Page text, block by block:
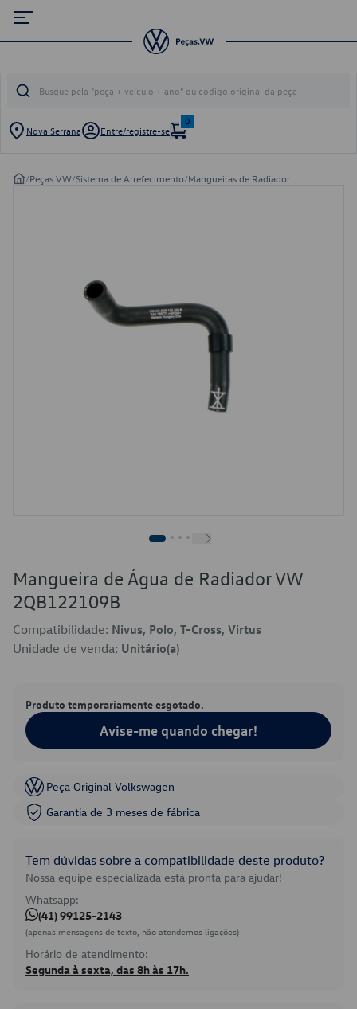
Nova Serrana Entre/registre-se
0
/Peças VW/Sistema de Arrefecimento/Mangueiras de Radiador
Mangueira de Água de Radiador VW
2QB122109B
Compatibilidade: Nivus, Polo, T-Cross, Virtus
Unidade de venda: Unitário(a)
Produto temporariamente esgotado.
Avise-me quando chegar!
Peça Original Volkswagen
Garantia de 3 meses de fábrica
Tem dúvidas sobre a compatibilidade deste produto?
Nossa equipe especializada está pronta para ajudar!
Whatsapp:
(41) 99125-2143
(apenas mensagens de texto, não atendemos ligações)
Horário de atendimento:
Segunda à sexta, das 8h às 17h.